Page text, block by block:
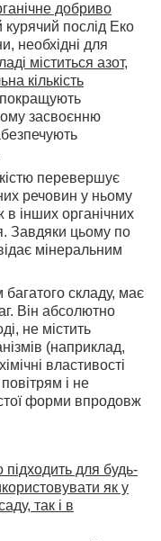
добриво
послід Еко
необхідні для
міститься азот,
кількість
покращують
засвоєнню
перевершує
речовин у ньому
в інших органічних
Завдяки цьому по
мінеральним
складу, має
Він абсолютно
не містить
(наприклад,
властивості
і не
форми впродовж
для будь-
як у
так і в